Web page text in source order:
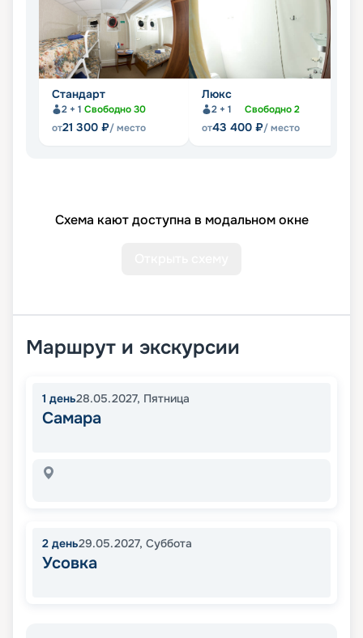
Стандарт
2 + 1 Свободно30
от21 300 ₽/ место
Люкс
2 + 1 Свободно2
от43 400 ₽/ место
Схема кают доступна в модальном окне
Маршрут и экскурсии
1 день28.05.2027, Пятница
Самара
2 день29.05.2027, Суббота
Усовка